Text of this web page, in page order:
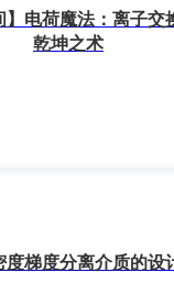
】电荷魔法：离子交
乾坤之术
度梯度分离介质的设